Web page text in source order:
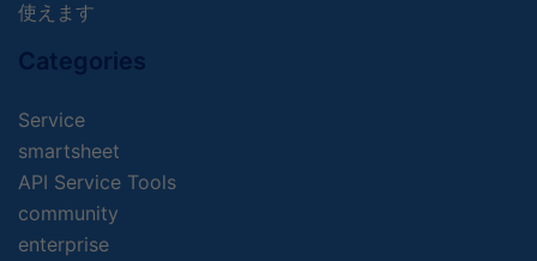
使えます
Categories
Service
smartsheet
API Service Tools
community
enterprise